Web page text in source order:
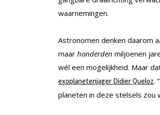
waarnemingen.
Astronomen denken daarom
maar honderden miljoenen
wél een mogelijkheid. Maar
exoplanetenjager Didier Queloz.
planeten in deze stelsels zou